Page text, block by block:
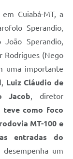
Cuiabá-MT, a
Sperandio,
Sperandio,
Rodrigues (Nego
uma importante
Luiz Cláudio de
Jacob , diretor
teve como foco
MT-100 e
entradas do
desempenha um